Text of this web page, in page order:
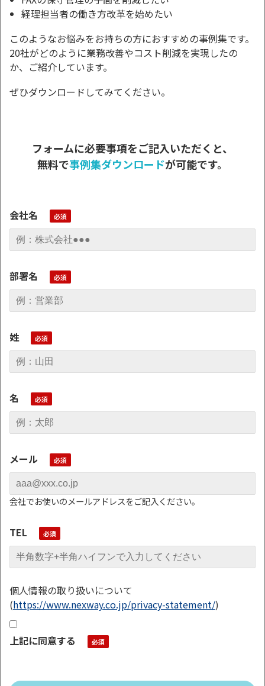
経理担当者の働き方改革を始めたい
このようなお悩みをお持ちの方におすすめの事例集です。
20社がどのように業務改善やコスト削減を実現したの
か、ご紹介しています。
ぜひダウンロードしてみてください。
フォームに必要事項をご記入いただくと、
無料で事例集ダウンロードが可能です。
会社名
部署名
姓
名
メール
会社でお使いのメールアドレスをご記入ください。
TEL
個人情報の取り扱いについて
(https://www.nexway.co.jp/privacy-statement/)
上記に同意する